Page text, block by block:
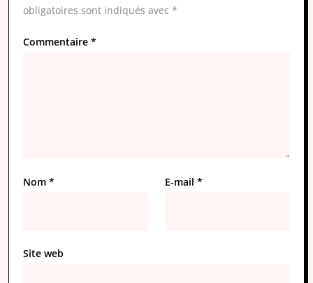
obligatoires sont indiqués avec *
Commentaire *
Nom * E-mail *
Site web